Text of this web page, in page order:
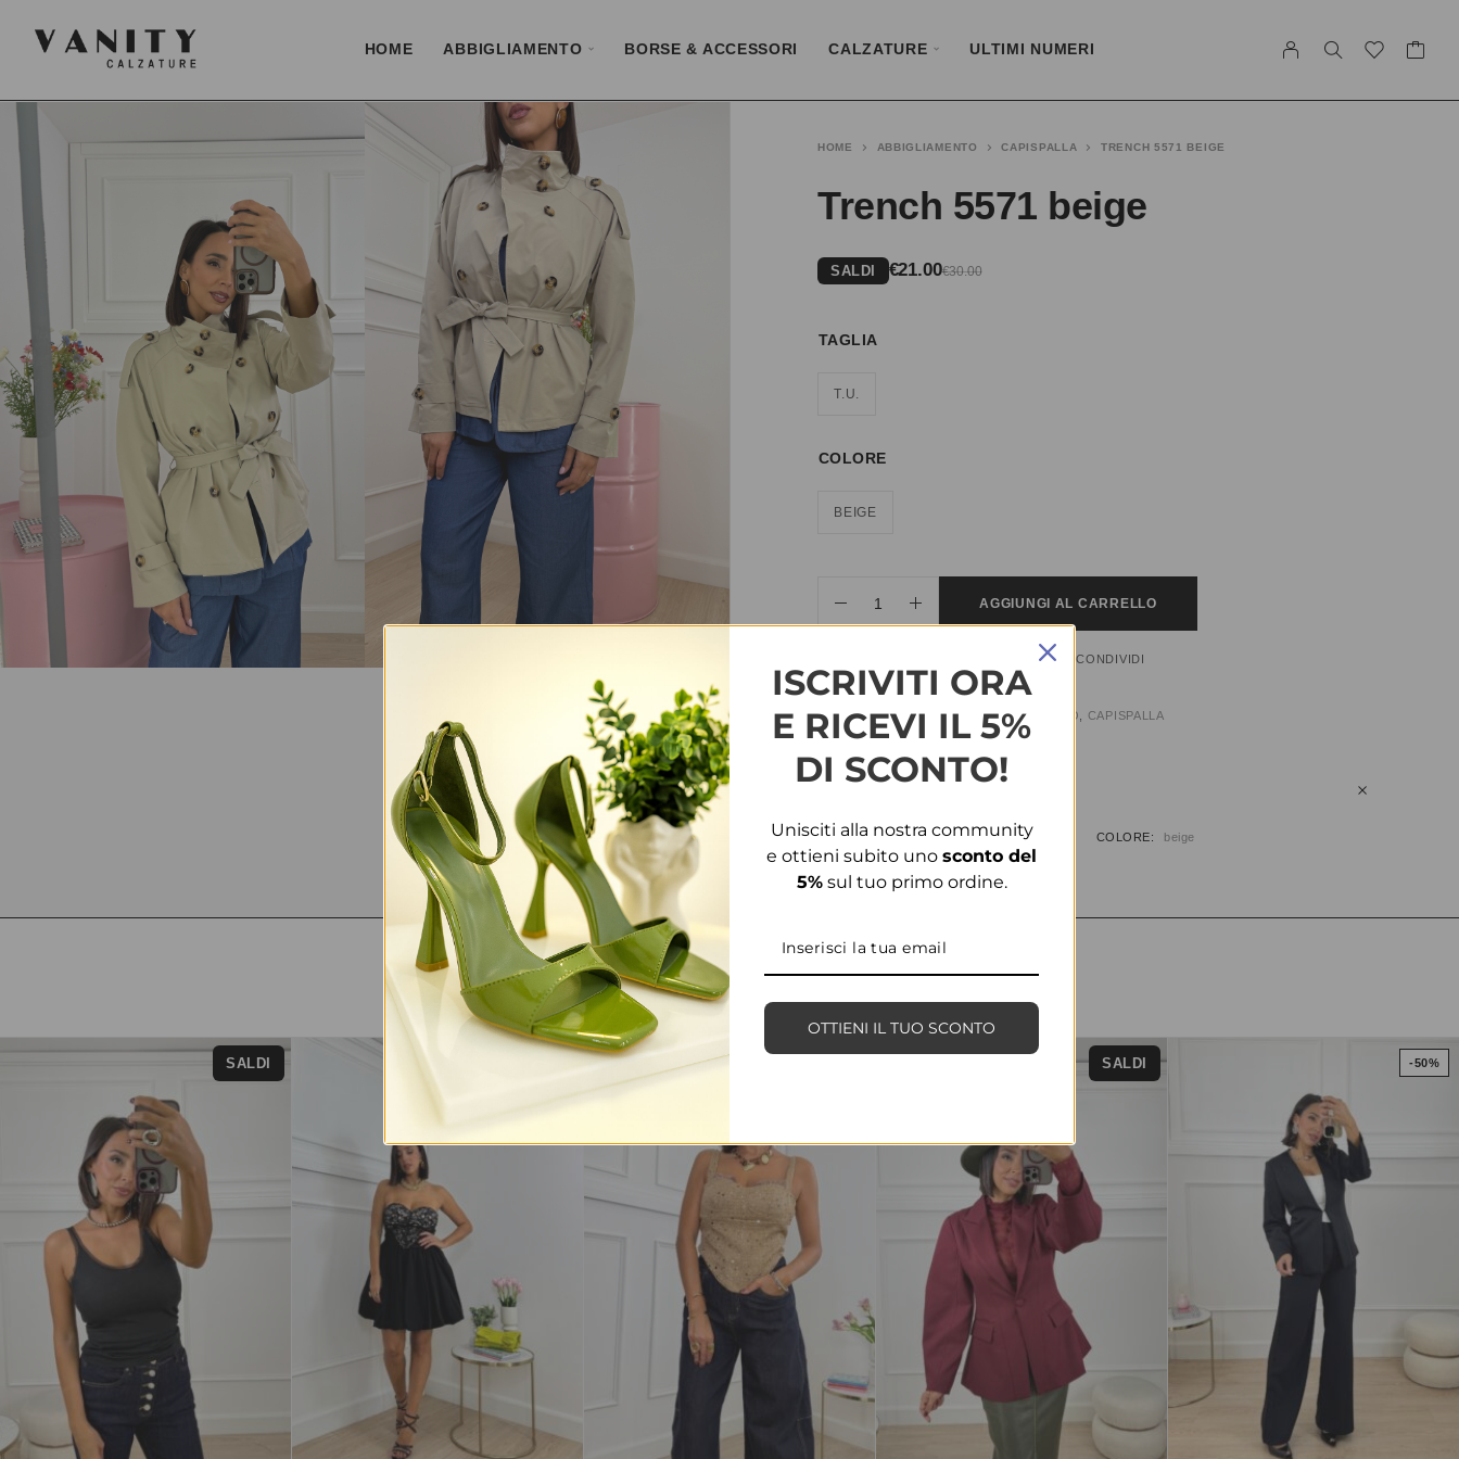
HOME ABBIGLIAMENTO BORSE & ACCESSORI CALZATURE ULTIMI NUMERI
HOME ABBIGLIAMENTO CAPISPALLA TRENCH 5571 BEIGE
Trench 5571 beige
SALDI €30.00
€21.00
TAGLIA
T.U.
COLORE
BEIGE
AGGIUNGI AL CARRELLO
CONDIVIDI
COD:34114CATEGORIE: ABBIGLIAMENTO CAPISPALLA
TAGLIA T.U. COLORE beige
PRODOTTI CORRELATI
SALDI SALDI -50%
ISCRIVITI ORA
E RICEVI IL 5%
DI SCONTO!
Unisciti alla nostra community
e ottieni subito uno sconto del
5%sul tuo primo ordine.
OTTIENI IL TUO SCONTO